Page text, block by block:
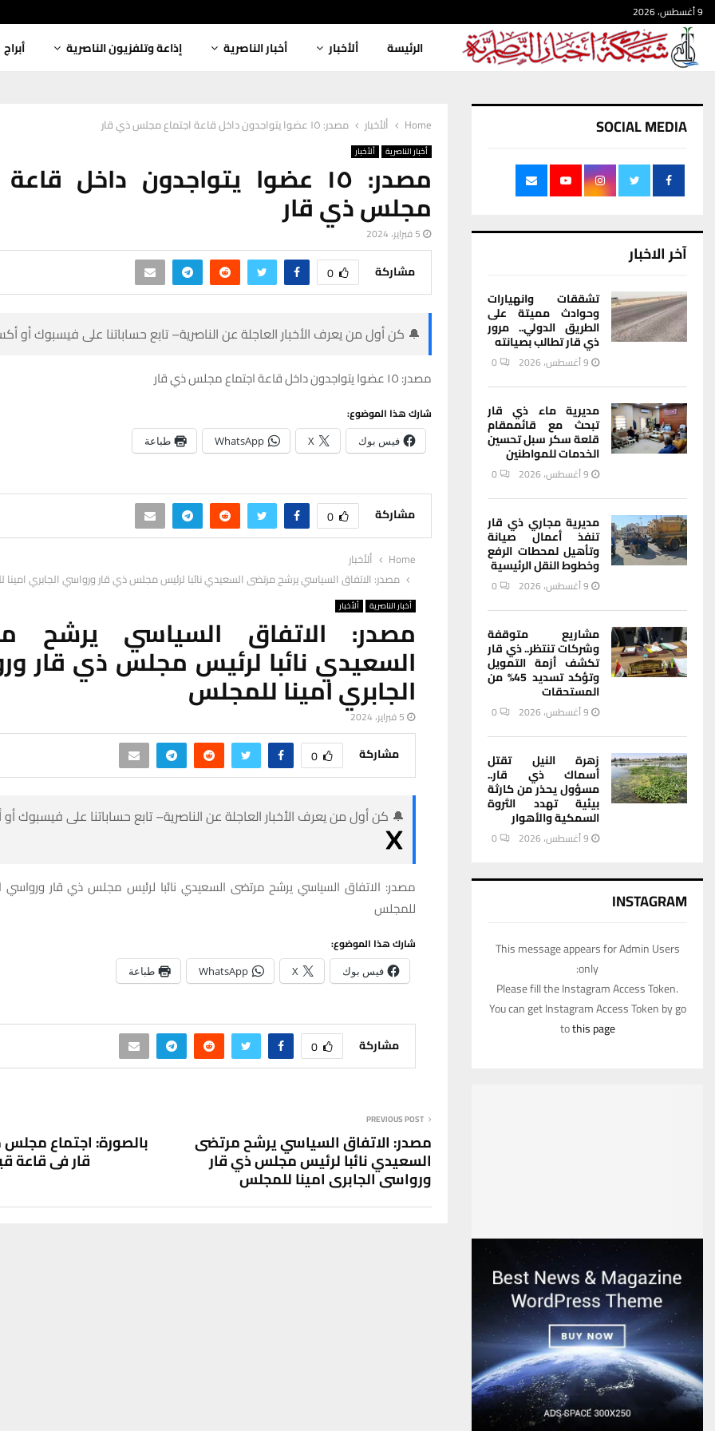
9 أغسطس، 2026
الرئيسة ألأخبار أخبار الناصرية إذاعة وتلفزيون الناصرية أبراج
Home ألأخبار مصدر: ١٥ عضوا يتواجدون داخل قاعة اجتماع مجلس ذي قار
أخبار الناصرية ألأخبار
مصدر: ١٥ عضوا يتواجدون داخل
مجلس ذي قار
5 فبراير، 2024
مشاركة 0
🔔 كن أول من يعرف الأخبار العاجلة عن الناصرية– تابع حساباتنا على فيسبوك أو
مصدر: ١٥ عضوا يتواجدون داخل قاعة اجتماع مجلس ذي قار
شارك هذا الموضوع:
فيس بوك X
WhatsApp طباعة
مشاركة 0
Home
ألأخبار
مصدر: الاتفاق السياسي يرشح مرتضى السعيدي نائبا لرئيس مجلس ذي قار ورواسي الجابري
أخبار الناصرية ألأخبار
مصدر: الاتفاق السياسي يرشح
السعيدي نائبا لرئيس مجلس ذي قار
الجابري امينا للمجلس
5 فبراير، 2024
مشاركة 0
🔔 كن أول من يعرف الأخبار العاجلة عن الناصرية– تابع حساباتنا على فيسبوك
مصدر: الاتفاق السياسي يرشح مرتضى السعيدي نائبا لرئيس مجلس ذي قار ورواسي
للمجلس
شارك هذا الموضوع:
فيس بوك X
WhatsApp طباعة
مشاركة 0
PREVIOUS POST
مصدر: الاتفاق السياسي يرشح مرتضى
السعيدي نائبا لرئيس مجلس ذي قار
ورواسي الجابري امينا للمجلس
بالصورة: اجتماع
قار في قاعة
SOCIAL MEDIA
آخر الاخبار
تشققات وانهيارات
وحوادث مميتة على
الطريق الدولي.. مرور
ذي قار تطالب بصيانته
9 أغسطس، 2026 0
مديرية ماء ذي قار
تبحث مع قائممقام
قلعة سكر سبل تحسين
الخدمات للمواطنين
9 أغسطس، 2026 0
مديرية مجاري ذي قار
تنفذ أعمال صيانة
وتأهيل لمحطات الرفع
وخطوط النقل الرئيسية
9 أغسطس، 2026 0
مشاريع متوقفة
وشركات تنتظر.. ذي قار
تكشف أزمة التمويل
وتؤكد تسديد 45% من
المستحقات
9 أغسطس، 2026 0
زهرة النيل تقتل
أسماك ذي قار..
مسؤول يحذر من كارثة
بيئية تهدد الثروة
السمكية والأهوار
9 أغسطس، 2026 0
INSTAGRAM
This message appears for Admin Users
only:
Please fill the Instagram Access Token.
You can get Instagram Access Token by go
tothis page